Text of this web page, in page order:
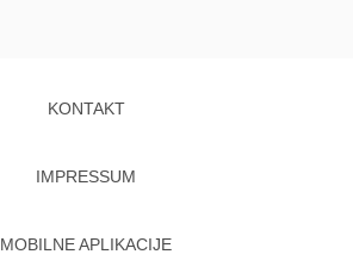
KONTAKT
IMPRESSUM
MOBILNE APLIKACIJE